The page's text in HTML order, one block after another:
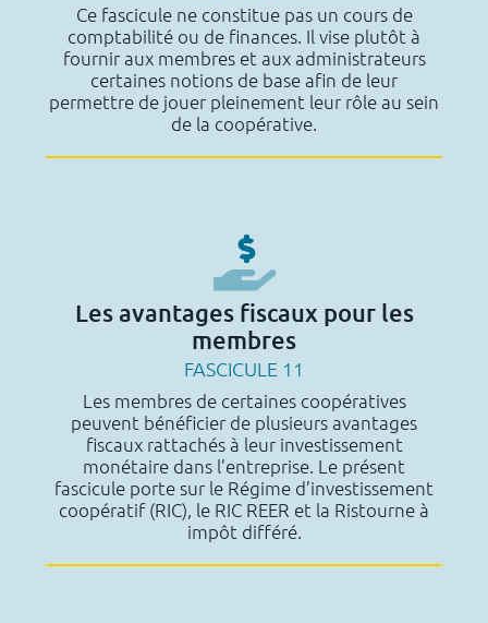
Ce fascicule ne constitue pas un cours de
comptabilité ou de finances. Il vise plutôt à
fournir aux membres et aux administrateurs
certaines notions de base afin de leur
permettre de jouer pleinement leur rôle au sein
de la coopérative.
Les avantages fiscaux pour les
membres
FASCICULE 11
Les membres de certaines coopératives
peuvent bénéficier de plusieurs avantages
fiscaux rattachés à leur investissement
monétaire dans l’entreprise. Le présent
fascicule porte sur le Régime d’investissement
coopératif (RIC), le RIC REER et la Ristourne à
impôt différé.